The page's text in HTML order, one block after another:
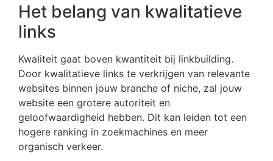
Het belang van kwalitatieve
links
Kwaliteit gaat boven kwantiteit bij linkbuilding.
Door kwalitatieve links te verkrijgen van relevante
websites binnen jouw branche of niche, zal jouw
website een grotere autoriteit en
geloofwaardigheid hebben. Dit kan leiden tot een
hogere ranking in zoekmachines en meer
organisch verkeer.